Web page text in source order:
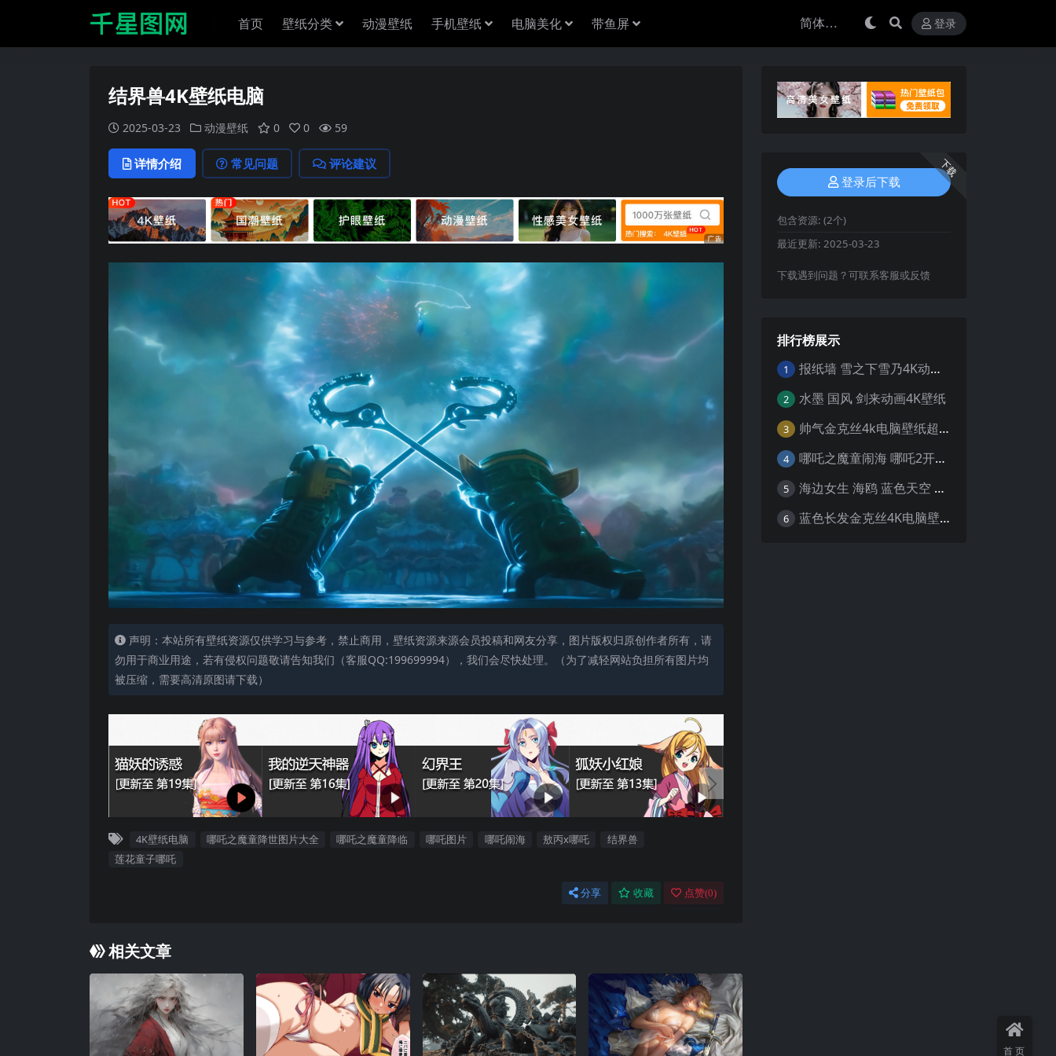
首页 壁纸分类 动漫壁纸 手机壁纸 电脑美化 带鱼屏 登录
结界兽4K壁纸电脑
2025-03-23 动漫壁纸 0 0 59
详情介绍 常见问题 评论建议
声明：本站所有壁纸资源仅供学习与参考，禁止商用，壁纸资源来源会员投稿和网友分享，图片版权归原创作者所有，请
勿用于商业用途，若有侵权问题敬请告知我们（客服QQ:199699994），我们会尽快处理。（为了减轻网站负担所有图片均
被压缩，需要高清原图请下载）
4K壁纸电脑 哪吒之魔童降世图片大全 哪吒之魔童降临 哪吒图片 哪吒闹海 敖丙x哪吒
结界兽
莲花童子哪吒
分享 收藏 点赞(0)
相关文章
下载
登录后下载
包含资源: (2个)
最近更新: 2025-03-23
下载遇到问题？可联系客服或反馈
排行榜展示
1 报纸墙 雪之下雪乃4K动漫壁纸
2 水墨 国风 剑来动画4K壁纸
3 帅气金克丝4k电脑壁纸超清
4 哪吒之魔童闹海 哪吒2开场4K壁纸
5 海边女生 海鸥 蓝色天空 4K壁纸
6 蓝色长发金克丝4K电脑壁纸
首页